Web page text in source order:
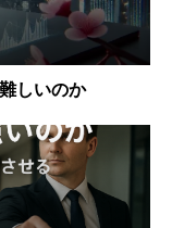
しいのか